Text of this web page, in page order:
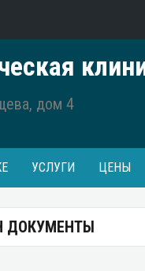
дом 4
УСЛУГИ ЦЕНЫ
ДОКУМЕНТЫ